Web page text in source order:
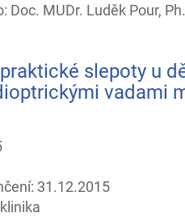
Doc. MUDr. Luděk Pour,
slepoty u
vadami
31.12.2015